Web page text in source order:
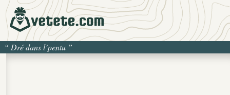
“ Dré dans l’pentu ”